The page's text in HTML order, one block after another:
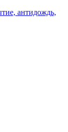
антидождь,